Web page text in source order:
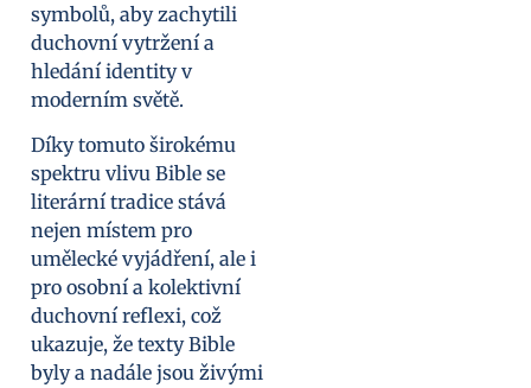
symbolů, aby zachytili
duchovní vytržení a
hledání identity v
moderním světě.
Díky tomuto širokému
spektru vlivu Bible se
literární tradice stává
nejen místem pro
umělecké vyjádření, ale i
pro osobní a kolektivní
duchovní reflexi, což
ukazuje, že texty Bible
byly a nadále jsou živými